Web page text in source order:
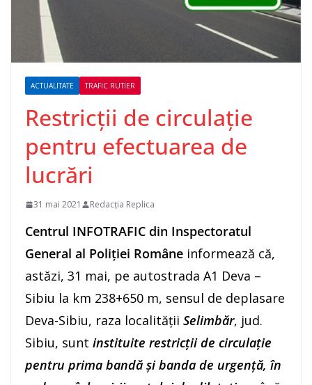
ACTUALITATE TRAFIC RUTIER
Restricții de circulație
pentru efectuarea de
lucrări
31 mai 2021 Redacția Replica
Centrul INFOTRAFIC din Inspectoratul
General al Poliției Române informează că,
astăzi, 31 mai, pe autostrada A1 Deva –
Sibiu la km 238+650 m, sensul de deplasare
Deva-Sibiu, raza localității Selimbăr, jud.
Sibiu, sunt instituite restricții de circulație
pentru prima bandă și banda de urgență, în